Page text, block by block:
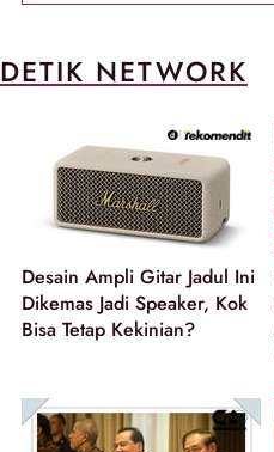
DETIK NETWORK
Desain Ampli Gitar Jadul Ini
Dikemas Jadi Speaker, Kok
Bisa Tetap Kekinian?